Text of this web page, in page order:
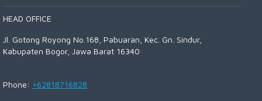
HEAD OFFICE
Jl. Gotong Royong No.168, Pabuaran, Kec. Gn. Sindur,
Kabupaten Bogor, Jawa Barat 16340
Phone: +62818716828